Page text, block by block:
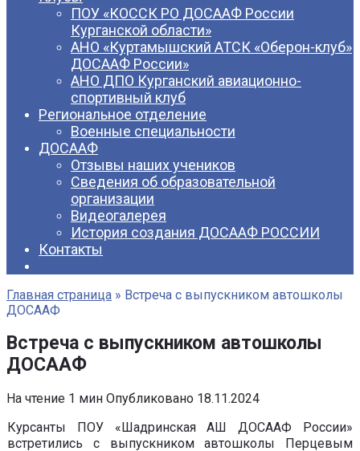
ПОУ «КОССК РО ДОСААФ России
Курганской области»
АНО «Куртамышский АТСК «Оберон-клуб»
ДОСААФ России»
АНО ДПО Курганский авиационно-
спортивный клуб
Региональное отделение
Военные специальности
ДОСААФ
Отзывы наших учеников
Сведения об образовательной
организации
Видеогалерея
История создания ДОСААФ РОССИИ
Контакты
Главная страница » Встреча с выпускником автошколы
ДОСААФ
Встреча с выпускником автошколы
ДОСААФ
На чтение 1 мин Опубликовано 18.11.2024
Курсанты ПОУ «Шадринская АШ ДОСААФ России»
встретились с выпускником автошколы Перцевым